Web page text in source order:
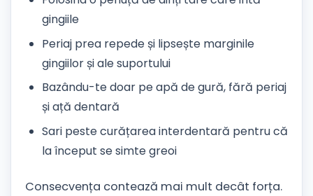
gingiile
Periaj prea repede și lipsește marginile
gingiilor și ale suportului
Bazându-te doar pe apă de gură, fără periaj
și ață dentară
Sari peste curățarea interdentară pentru că
la început se simte greoi
Consecvența contează mai mult decât forța.